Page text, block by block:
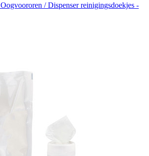
Oogvoororen / Dispenser reinigingsdoekjes -